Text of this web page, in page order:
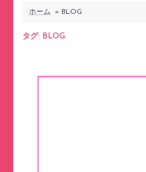
ホーム » BLOG
タグ: BLOG